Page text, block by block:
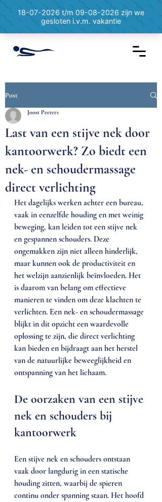
Post
Last van een stijve nek door
kantoorwerk? Zo biedt een
nek- en schoudermassage
direct verlichting
Joost Peeters
Het dagelijks werken achter een bureau,
vaak in eenzelfde houding en met weinig
beweging, kan leiden tot een stijve nek
en gespannen schouders. Deze
ongemakken zijn niet alleen hinderlijk,
maar kunnen ook de productiviteit en
het welzijn aanzienlijk beïnvloeden. Het
is daarom van belang om effectieve
manieren te vinden om deze klachten te
verlichten. Een nek- en schoudermassage
blijkt in dit opzicht een waardevolle
oplossing te zijn, die direct verlichting
kan bieden en bijdraagt aan het herstel
van de natuurlijke beweeglijkheid en
ontspanning van het lichaam.
De oorzaken van een stijve
nek en schouders bij
kantoorwerk
Een stijve nek en schouders ontstaan
vaak door langdurig in een statische
houding zitten, waarbij de spieren
continu onder spanning staan. Het hoofd